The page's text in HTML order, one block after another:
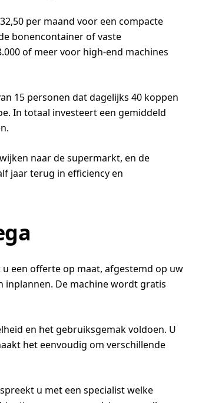
per maand voor een compacte
bonencontainer of vaste
of meer voor high-end machines
15 personen dat dagelijks 40 koppen
In totaal investeert een gemiddeld
naar de supermarkt, en de
jaar terug in efficiency en
een offerte op maat, afgestemd op uw
inplannen. De machine wordt gratis
en het gebruiksgemak voldoen. U
het eenvoudig om verschillende
u met een specialist welke